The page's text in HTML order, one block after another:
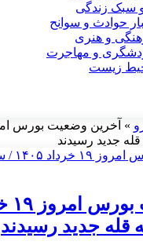
سبک زندگی
حوادث و سوانح
و هنری
و مهاجرت
زیست
»
قله جدید رسیدند